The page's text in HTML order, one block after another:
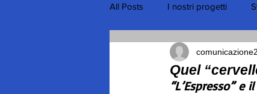
All Posts I nostri progetti
Quel
“L’Espresso” e